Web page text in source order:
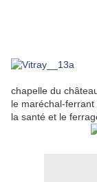
chapelle du
le maréchal-
la santé et le